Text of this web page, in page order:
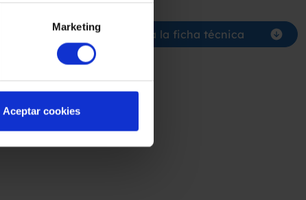
Marketing
Aceptar cookies
Descarga la ficha técnica